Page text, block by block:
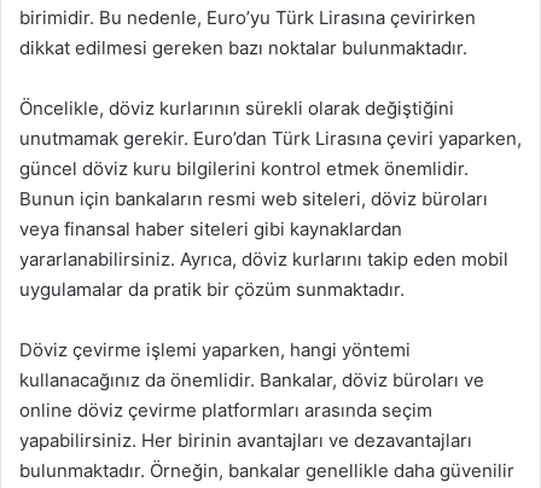
birimidir. Bu nedenle, Euro’yu Türk Lirasına çevirirken
dikkat edilmesi gereken bazı noktalar bulunmaktadır.
Öncelikle, döviz kurlarının sürekli olarak değiştiğini
unutmamak gerekir. Euro’dan Türk Lirasına çeviri yaparken,
güncel döviz kuru bilgilerini kontrol etmek önemlidir.
Bunun için bankaların resmi web siteleri, döviz büroları
veya finansal haber siteleri gibi kaynaklardan
yararlanabilirsiniz. Ayrıca, döviz kurlarını takip eden mobil
uygulamalar da pratik bir çözüm sunmaktadır.
Döviz çevirme işlemi yaparken, hangi yöntemi
kullanacağınız da önemlidir. Bankalar, döviz büroları ve
online döviz çevirme platformları arasında seçim
yapabilirsiniz. Her birinin avantajları ve dezavantajları
bulunmaktadır. Örneğin, bankalar genellikle daha güvenilir